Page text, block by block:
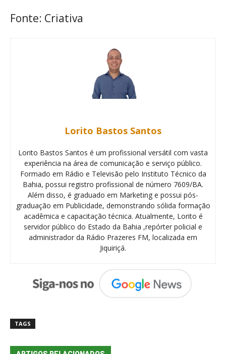
Fonte: Criativa
Lorito Bastos Santos
Lorito Bastos Santos é um profissional versátil com vasta
experiência na área de comunicação e serviço público.
Formado em Rádio e Televisão pelo Instituto Técnico da
Bahia, possui registro profissional de número 7609/BA.
Além disso, é graduado em Marketing e possui pós-
graduação em Publicidade, demonstrando sólida formação
acadêmica e capacitação técnica. Atualmente, Lorito é
servidor público do Estado da Bahia ,repórter policial e
administrador da Rádio Prazeres FM, localizada em
Jiquiriçá.
TAGS